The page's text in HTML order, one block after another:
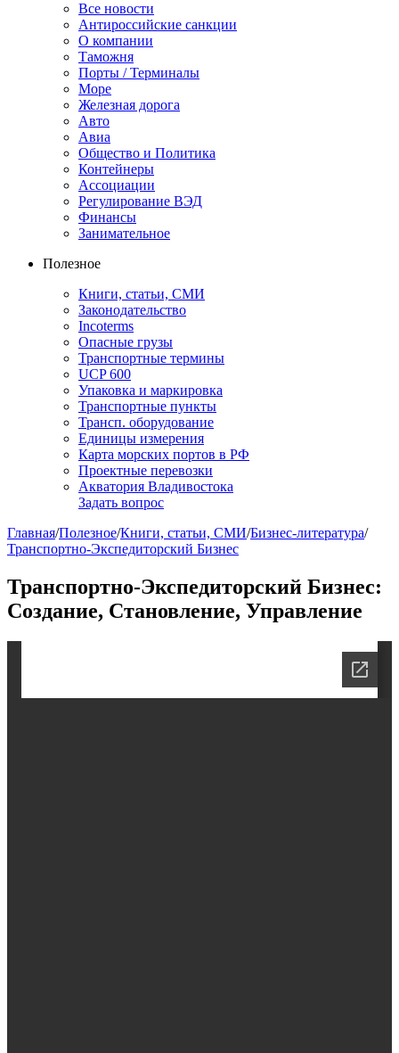
Все новости
Антироссийские санкции
О компании
Таможня
Порты / Терминалы
Море
Железная дорога
Авто
Авиа
Общество и Политика
Контейнеры
Ассоциации
Регулирование ВЭД
Финансы
Занимательное
Полезное
Книги, статьи, СМИ
Законодательство
Incoterms
Опасные грузы
Транспортные термины
UCP 600
Упаковка и маркировка
Транспортные пункты
Трансп. оборудование
Единицы измерения
Карта морских портов в РФ
Проектные перевозки
Акватория Владивостока
Задать вопрос
Главная/Полезное/Книги, статьи, СМИ/Бизнес-литература/
Транспортно-Экспедиторский Бизнес
Транспортно-Экспедиторский Бизнес:
Создание, Становление, Управление